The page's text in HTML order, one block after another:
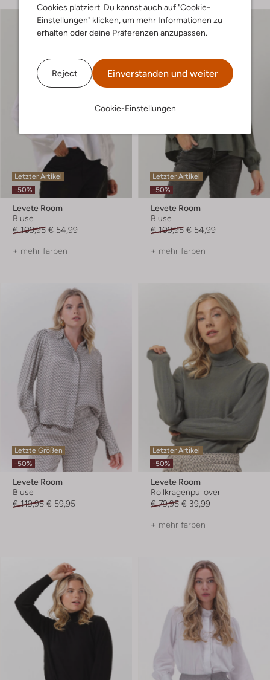
Cookies platziert. Du kannst auch auf "Cookie-
Einstellungen" klicken, um mehr Informationen zu
erhalten oder deine Präferenzen anzupassen.
Reject Einverstanden und weiter
Cookie-Einstellungen
Letzter Artikel
-50%
Levete Room
Bluse
€ 109,95 € 54,99
+ mehr farben
Letzter Artikel
-50%
Levete Room
Bluse
€ 109,95 € 54,99
+ mehr farben
Letzte Größen
-50%
Levete Room
Bluse
€ 119,95 € 59,95
Letzter Artikel
-50%
Levete Room
Rollkragenpullover
€ 79,95 € 39,99
+ mehr farben